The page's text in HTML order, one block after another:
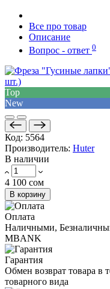
Все про товар
Описание
Вопрос - ответ 0
Top
New
Код: 5564
Производитель: Huter
В наличии
4 100 сом
В корзину
Оплата
Наличными,
MBANK
Гарантия
Обмен возврат товара в
товарного вида